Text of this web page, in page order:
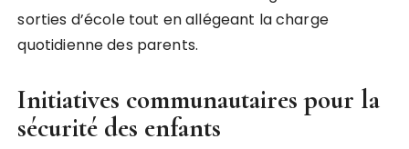
sorties d’école tout en allégeant la charge
quotidienne des parents.
Initiatives communautaires pour la
sécurité des enfants